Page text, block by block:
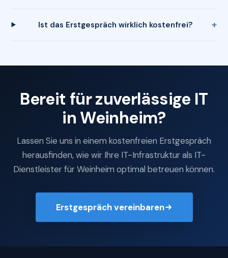
Ist das Erstgespräch wirklich kostenfrei?
Bereit für zuverlässige IT
in Weinheim?
Lassen Sie uns in einem kostenfreien Erstgespräch
herausfinden, wie wir Ihre IT-Infrastruktur als IT-
Dienstleister für Weinheim optimal betreuen können.
Erstgespräch vereinbaren